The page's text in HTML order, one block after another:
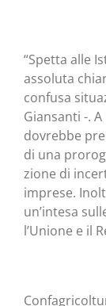
“Spet­ta alle
asso­lu­ta
con­fu­sa
Gian­san­ti -.
dovreb­be
di una
zio­ne di
impre­se.
un’intesa
l’Unione e il